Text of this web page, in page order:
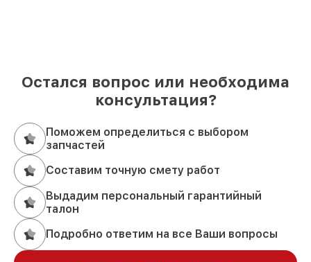
Остался вопрос или необходима
консультация?
Поможем определиться с выбором
запчастей
Составим точную смету работ
Выдадим персональный гарантийный
талон
Подробно ответим на все Ваши вопросы